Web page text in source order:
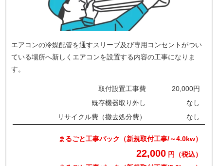
エアコンの冷媒配管を通すスリーブ及び専用コンセントがつい
ている場所へ新しくエアコンを設置する内容の工事になりま
す。
取付設置工事費
20,000円
既存機器取り外し
なし
リサイクル費（撤去処分費）
なし
まるごと工事パック（新規取付工事/～4.0kw）
22,000 円（税込）